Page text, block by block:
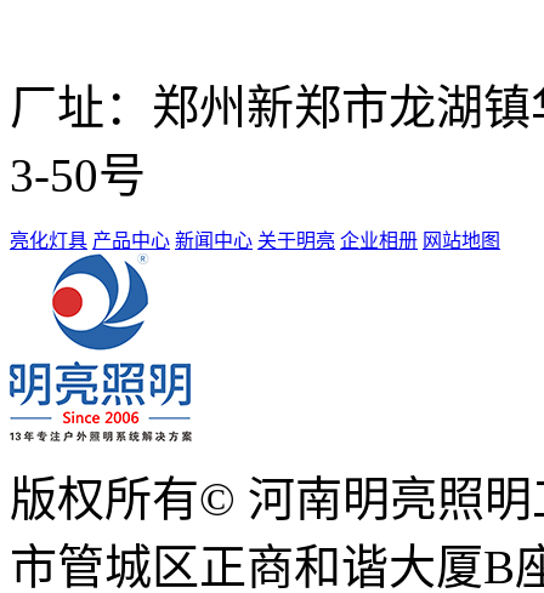
厂址： 郑州新郑市龙湖
3-50号
亮化灯具 产品中心 新闻中心 关于明亮 企业相册 网站地图
版权所有© 河南明亮照
市管城区正商和谐大厦B